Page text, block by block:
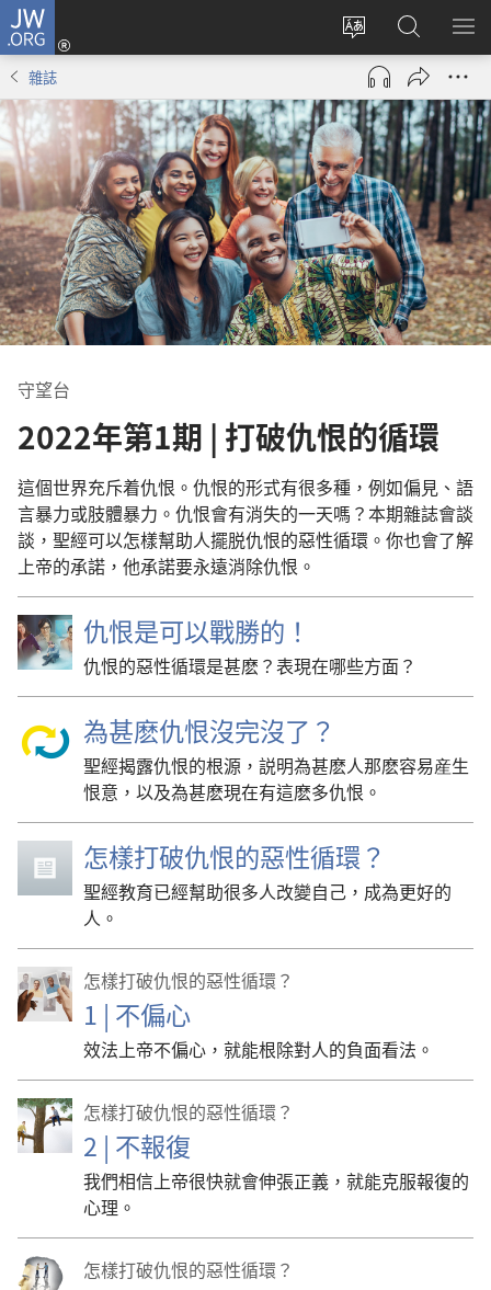
JW.ORG
更
改
網
站
語
言
登
錄
（開
新
視
窗）
搜
尋
JW.ORG
顯
單
雜誌
守望台
2022年第1期 | 打破仇恨的循環
這個世界充斥着仇恨。仇恨的形式有很多種，例如偏見、語
言暴力或肢體暴力。仇恨會有消失的一天嗎？本期雜誌會談
談，聖經可以怎樣幫助人擺脱仇恨的惡性循環。你也會了解
上帝的承諾，他承諾要永遠消除仇恨。
仇恨是可以戰勝的！
仇恨的惡性循環是甚麽？表現在哪些方面？
為甚麽仇恨沒完沒了？
聖經揭露仇恨的根源，説明為甚麽人那麽容易産生
恨意，以及為甚麽現在有這麽多仇恨。
怎樣打破仇恨的惡性循環？
聖經教育已經幫助很多人改變自己，成為更好的
人。
怎樣打破仇恨的惡性循環？
1 | 不偏心
效法上帝不偏心，就能根除對人的負面看法。
怎樣打破仇恨的惡性循環？
2 | 不報復
我們相信上帝很快就會伸張正義，就能克服報復的
心理。
怎樣打破仇恨的惡性循環？